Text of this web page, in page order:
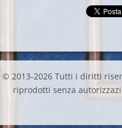
© 2013-2026 Tutti i diritti
riprodotti senza